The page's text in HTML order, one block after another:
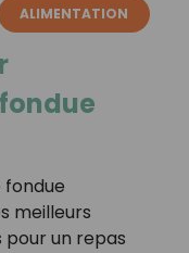
ALIMENTATION
fondue
meilleurs
pour un repas